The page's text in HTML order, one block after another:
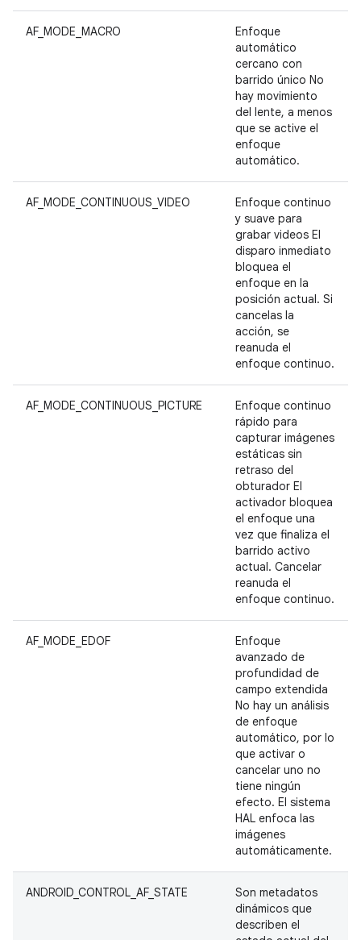
AF_MODE_MACRO
Enfoque
automático
cercano con
barrido único No
hay movimiento
del lente, a menos
que se active el
enfoque
automático.
AF_MODE_CONTINUOUS_VIDEO
Enfoque continuo
y suave para
grabar videos El
disparo inmediato
bloquea el
enfoque en la
posición actual. Si
cancelas la
acción, se
reanuda el
enfoque continuo.
AF_MODE_CONTINUOUS_PICTURE
Enfoque continuo
rápido para
capturar imágenes
estáticas sin
retraso del
obturador El
activador bloquea
el enfoque una
vez que finaliza el
barrido activo
actual. Cancelar
reanuda el
enfoque continuo.
AF_MODE_EDOF
Enfoque
avanzado de
profundidad de
campo extendida
No hay un análisis
de enfoque
automático, por lo
que activar o
cancelar uno no
tiene ningún
efecto. El sistema
HAL enfoca las
imágenes
automáticamente.
ANDROID_CONTROL_AF_STATE
Son metadatos
dinámicos que
describen el